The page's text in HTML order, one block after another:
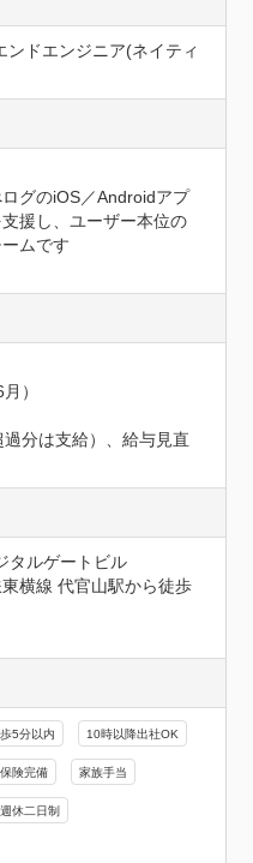
ドエンジニア(ネイティ
グのiOS／Androidアプ
援し、ユーザー本位の
ムです
）
分は支給）、給与見直
タルゲートビル
横線 代官山駅から徒歩
5分以内 10時以降出社OK
険完備 家族手当
休二日制